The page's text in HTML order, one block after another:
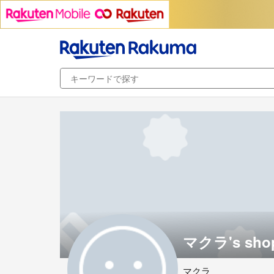
マクラ's
マクラ